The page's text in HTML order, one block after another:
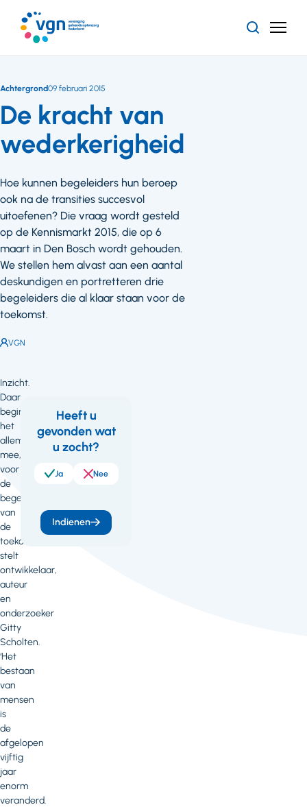
naar
hoofdinhoud
ZoekenMenu
De kracht van
wederkerigheid
Achtergrond09 februari 2015
Hoe kunnen begeleiders hun beroep
ook na de transities succesvol
uitoefenen? Die vraag wordt gesteld
op de Kennismarkt 2015, die op 6
maart in Den Bosch wordt gehouden.
We stellen hem alvast aan een aantal
deskundigen en portretteren drie
begeleiders die al klaar staan voor de
toekomst.
Auteur:
VGN
Inzicht.
Daar
begint
het
allemaal
mee,
voor
de
begeleider
van
de
toekomst,
stelt
ontwikkelaar,
auteur
en
onderzoeker
Gitty
Scholten.
‘Het
bestaan
van
mensen
is
de
afgelopen
vijftig
jaar
enorm
veranderd.
Feedback
Heeft u
gevonden wat
u zocht?
Ja Nee
Indienen